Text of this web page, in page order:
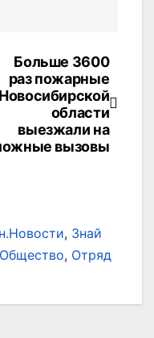
Больше 3600
раз пожарные
Новосибирской
области
выезжали на
вызовы
, Знай
Общество, Отряд